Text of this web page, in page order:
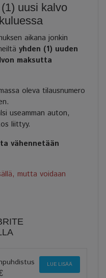
uusi kalvo
aikana jonkin
yhden (1) uuden
maksutta
oleva tilausnumero
useamman auton,
liittyy.
vähennetään
mutta voidaan
LUE LISÄÄ